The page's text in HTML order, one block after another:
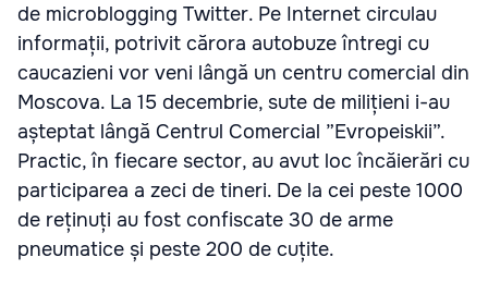
de microblogging Twitter. Pe Internet circulau
informații, potrivit cărora autobuze întregi cu
caucazieni vor veni lângă un centru comercial din
Moscova. La 15 decembrie, sute de milițieni i-au
așteptat lângă Centrul Comercial ”Evropeiskii”.
Practic, în fiecare sector, au avut loc încăierări cu
participarea a zeci de tineri. De la cei peste 1000
de reținuți au fost confiscate 30 de arme
pneumatice și peste 200 de cuțite.